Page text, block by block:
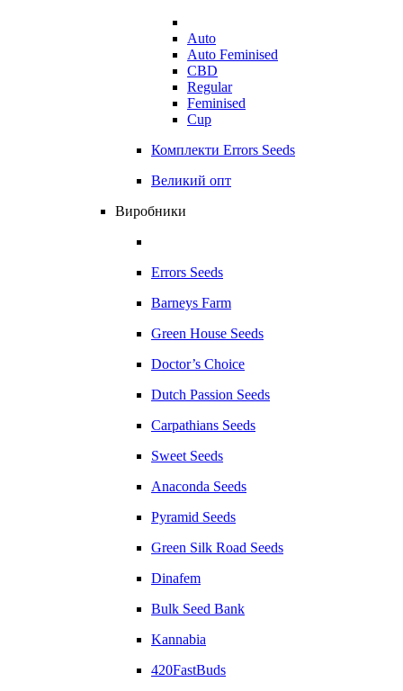
Auto
Auto Feminised
CBD
Regular
Feminised
Cup
Комплекти Errors Seeds
Великий опт
Виробники
Errors Seeds
Barneys Farm
Green House Seeds
Doctor’s Choice
Dutch Passion Seeds
Carpathians Seeds
Sweet Seeds
Anaconda Seeds
Pyramid Seeds
Green Silk Road Seeds
Dinafem
Bulk Seed Bank
Kannabia
420FastBuds